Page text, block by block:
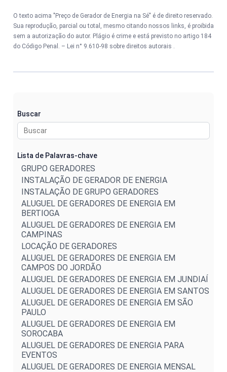
O texto acima "Preço de Gerador de Energia na Sé" é de direito reservado.
Sua reprodução, parcial ou total, mesmo citando nossos links, é proibida
sem a autorização do autor. Plágio é crime e está previsto no artigo 184
do Código Penal. – Lei n° 9.610-98 sobre direitos autorais
Buscar
Lista de Palavras-chave
GRUPO GERADORES
INSTALAÇÃO DE GERADOR DE ENERGIA
INSTALAÇÃO DE GRUPO GERADORES
ALUGUEL DE GERADORES DE ENERGIA EM
BERTIOGA
ALUGUEL DE GERADORES DE ENERGIA EM
CAMPINAS
LOCAÇÃO DE GERADORES
ALUGUEL DE GERADORES DE ENERGIA EM
CAMPOS DO JORDÃO
ALUGUEL DE GERADORES DE ENERGIA EM JUNDIAÍ
ALUGUEL DE GERADORES DE ENERGIA EM SANTOS
ALUGUEL DE GERADORES DE ENERGIA EM SÃO
PAULO
ALUGUEL DE GERADORES DE ENERGIA EM
SOROCABA
ALUGUEL DE GERADORES DE ENERGIA PARA
EVENTOS
ALUGUEL DE GERADORES DE ENERGIA MENSAL